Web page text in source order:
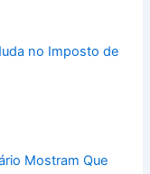
no Imposto de
Mostram Que